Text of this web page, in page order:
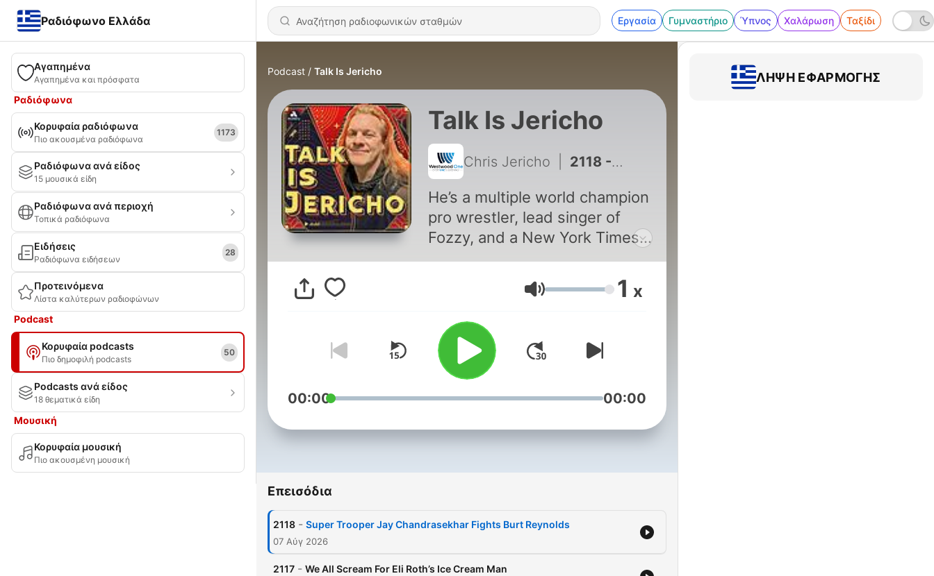
Ραδιόφωνο Ελλάδα Εργασία Γυμναστήριο Ύπνος Χαλάρωση Ταξίδι
Αγαπημένα
Αγαπημένα και πρόσφατα
Ραδιόφωνα
Κορυφαία ραδιόφωνα
Πιο ακουσμένα ραδιόφωνα
1173
Ραδιόφωνα ανά είδος
15 μουσικά είδη
Ραδιόφωνα ανά περιοχή
Τοπικά ραδιόφωνα
Ειδήσεις
Ραδιόφωνα ειδήσεων
28
Προτεινόμενα
Λίστα καλύτερων ραδιοφώνων
Podcast
Κορυφαία podcasts
Πιο δημοφιλή podcasts
50
Podcasts ανά είδος
18 θεματικά είδη
Μουσική
Κορυφαία μουσική
Πιο ακουσμένη μουσική
Podcast Talk Is Jericho
Talk Is Jericho
Chris Jericho 2118 - Super Trooper Jay Chandrasekhar Fights Burt Reynolds
He’s a multiple world champion
pro wrestler, lead singer of
Fozzy, and a New York Times
best-selling author. Listen in
as Chris Jericho interviews
some of the biggest names in
wrestling, entertainment,
comedy, and the paranormal.
Don’t miss his unique,
engaging, weekly take on all
things pop culture.
Ένταση 1 x
00:00 00:00
Επεισόδια
2118 - Super Trooper Jay Chandrasekhar Fights Burt Reynolds
07 Αύγ 2026
2117 - We All Scream For Eli Roth’s Ice Cream Man
ΛΉΨΗ ΕΦΑΡΜΟΓΉΣ